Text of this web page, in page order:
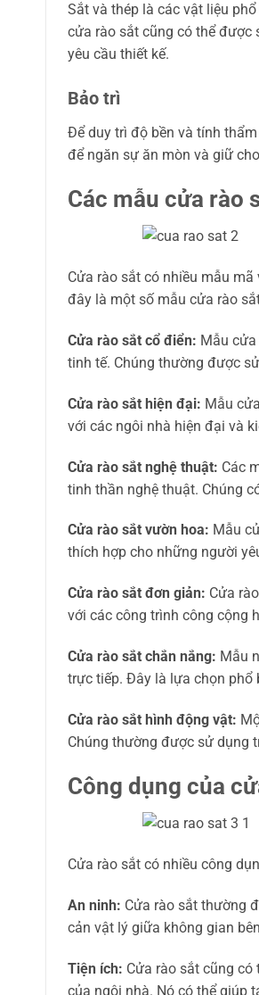
Sắt và thép là các vật liệu
cửa rào sắt cũng có thể được
yêu cầu thiết kế.
Bảo trì
Để duy trì độ bền và tính
để ngăn sự ăn mòn và giữ
Các mẫu cửa rào
Cửa rào sắt có nhiều mẫu
đây là một số mẫu cửa rào
Cửa rào sắt cổ điển: Mẫu
tinh tế. Chúng thường được
Cửa rào sắt hiện đại: Mẫu
với các ngôi nhà hiện đại và
Cửa rào sắt nghệ thuật: Các
tinh thần nghệ thuật. Chúng
Cửa rào sắt vườn hoa: Mẫu
thích hợp cho những người
Cửa rào sắt đơn giản: Cửa
với các công trình công cộng
Cửa rào sắt chắn nắng: Mẫu
trực tiếp. Đây là lựa chọn phổ
Cửa rào sắt hình động vật:
Chúng thường được sử dụng
Công dụng của
Cửa rào sắt có nhiều công
An ninh: Cửa rào sắt thường
cản vật lý giữa không gian
Tiện ích: Cửa rào sắt cũng
của ngôi nhà. Nó có thể giúp